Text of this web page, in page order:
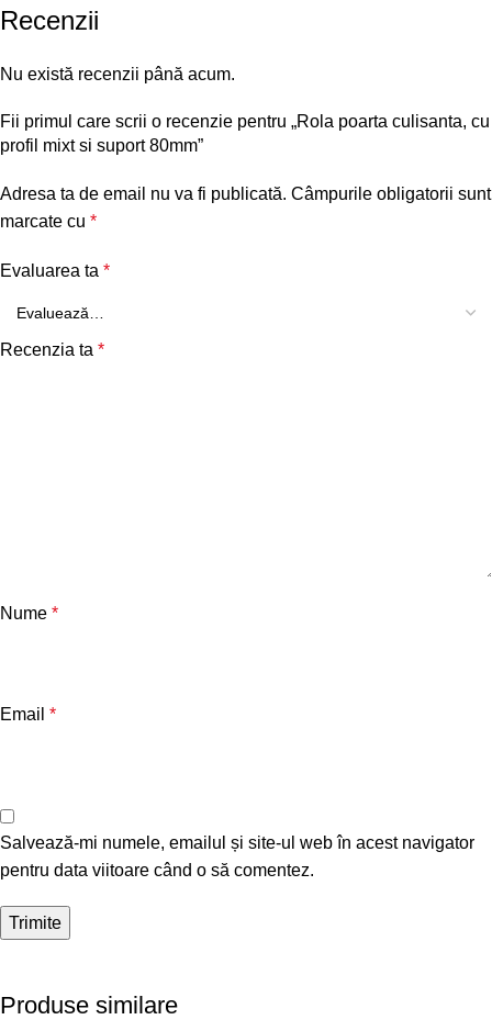
Recenzii
Nu există recenzii până acum.
Fii primul care scrii o recenzie pentru „Rola poarta culisanta, cu
profil mixt si suport 80mm”
Adresa ta de email nu va fi publicată. Câmpurile obligatorii sunt
marcate cu *
Evaluarea ta *
Recenzia ta *
Nume *
Email *
Salvează-mi numele, emailul și site-ul web în acest navigator
pentru data viitoare când o să comentez.
Produse similare